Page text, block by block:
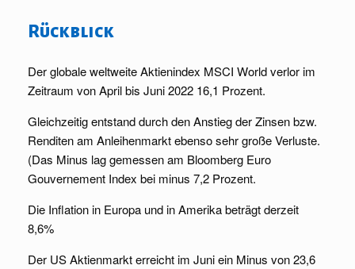
Rückblick
Der globale weltweite Aktienindex MSCI World verlor im
Zeitraum von April bis Juni 2022 16,1 Prozent.
Gleichzeitig entstand durch den Anstieg der Zinsen bzw.
Renditen am Anleihenmarkt ebenso sehr große Verluste.
(Das Minus lag gemessen am Bloomberg Euro
Gouvernement Index bei minus 7,2 Prozent.
Die Inflation in Europa und in Amerika beträgt derzeit
8,6%
Der US Aktienmarkt erreicht im Juni ein Minus von 23,6